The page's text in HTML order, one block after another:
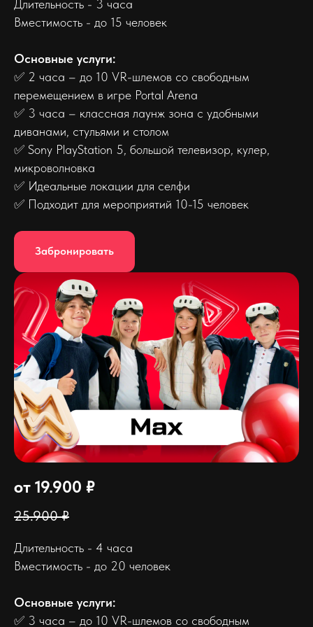
Длительность - 3 часа
Вместимость - до 15 человек
Основные услуги:
✅ 2 часа – до 10 VR-шлемов со свободным
перемещением в игре Portal Arena
✅ 3 часа – классная лаунж зона с удобными
диванами, стульями и столом
✅ Sony PlayStation 5, большой телевизор, кулер,
микроволновка
✅ Идеальные локации для селфи
✅ Подходит для мероприятий 10-15 человек
Забронировать
от 19.900 ₽
25.900 ₽
Длительность - 4 часа
Вместимость - до 20 человек
Основные услуги:
✅ 3 часа – до 10 VR-шлемов со свободным